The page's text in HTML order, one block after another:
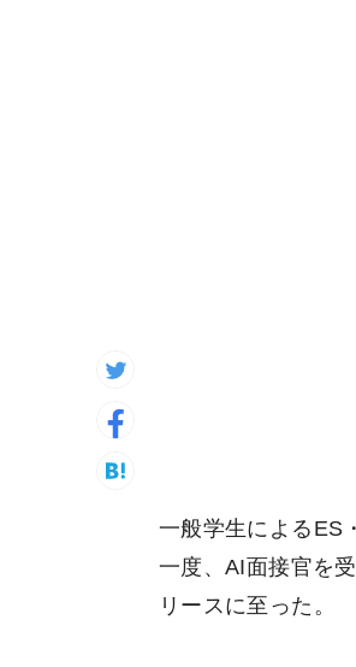
一般学生によるES
一度、AI面接官を
リースに至った。